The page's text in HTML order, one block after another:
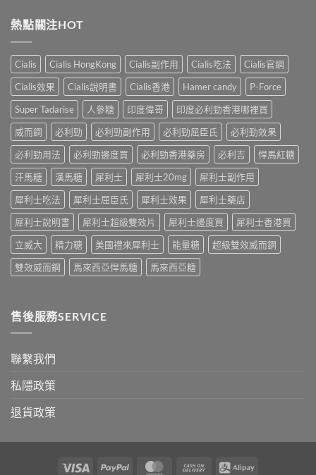
男
讀
的
正
確
用
法〉
評
副
作
用
與
增
效
指
南，
香
男
性
必
讀〉
利
期
比
較：
邊
款
先
合
「長
期
理」？〉
中
陽
痿：
勃
好、
自
慰
硬、
唯
同
老
婆
硬
——
呢
類
ED
係
「壞
心
因
熱點關注HOT
Cialis Cialis HongKong Cialis副作用 Cialis吃法
Cialis官網
Cialis效果
Cialis說明書 Cialis香港 Hamer candy
P-Force
Super Tadarise
人參糖 印度偉哥
印度必利勁香港哪裡買
威而鋼
必利勁 必利勁副作用 必利勁屈臣氏
必利勁效果
必利勁用法
必利勁邊度買 必利勁香港藥房 必利吉
悍馬紅糖
汗馬糖
漢馬糖 犀利士 犀利士20mg
犀利士副作用
犀利士吃法
犀利士屈臣氏 犀利士效果
犀利士藥店
犀利士說明書
犀利士超級雙效片 犀利士邊度買
犀利士香港買
立威大
精力糖 美國禮來犀利士 能量糖
超級雙效威而鋼
雙效威而鋼
馬來西亞悍馬糖 馬來西亞糖
售後服務SERVICE
聯繫我們
私隱政策
退貨政策
Visa PayPal MasterCardCash Alipay